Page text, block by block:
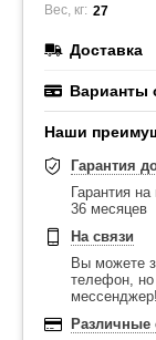
Вес, кг: 27
Доставка
Варианты
Наши
Гарантия
Гарантия
36 месяцев
На связи
Вы можете
телефон, но
мессенджер!